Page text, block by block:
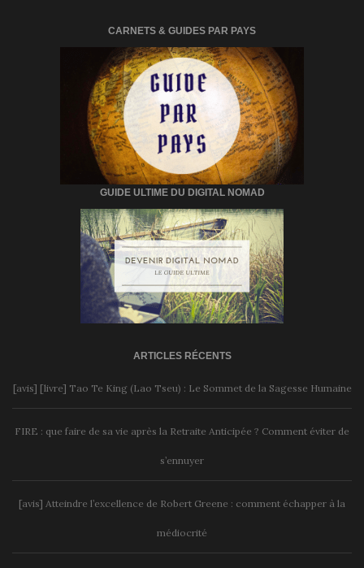
CARNETS & GUIDES PAR PAYS
GUIDE ULTIME DU DIGITAL NOMAD
ARTICLES RÉCENTS
[avis] [livre] Tao Te King (Lao Tseu) : Le Sommet de la Sagesse Humaine
FIRE : que faire de sa vie après la Retraite Anticipée ? Comment éviter de
s’ennuyer
[avis] Atteindre l’excellence de Robert Greene : comment échapper à la
médiocrité